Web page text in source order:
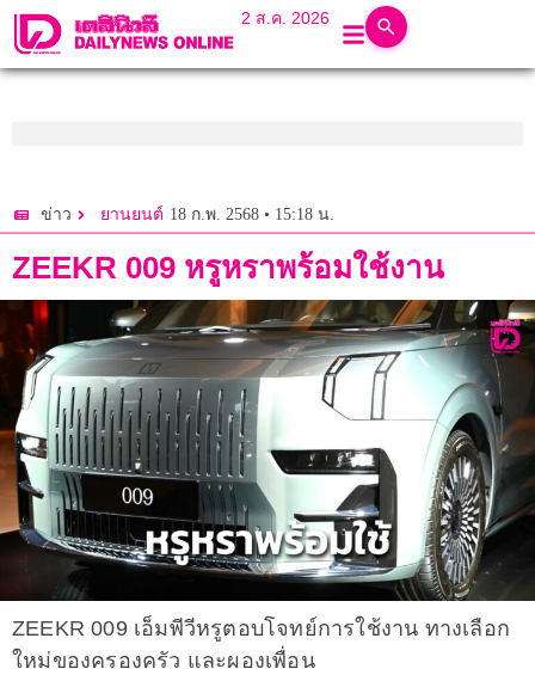
2 ส.ค. 2026
ข่าว ยานยนต์ 18 ก.พ. 2568 • 15:18 น.
ZEEKR 009 หรูหราพร้อมใช้งาน
ZEEKR 009 เอ็มพีวีหรูตอบโจทย์การใช้งาน ทางเลือก
ใหม่ของครองครัว และผองเพื่อน